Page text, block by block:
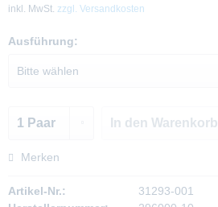
inkl. MwSt. zzgl. Versandkosten
Ausführung:
In den Warenkorb
Merken
Artikel-Nr.:
31293-001